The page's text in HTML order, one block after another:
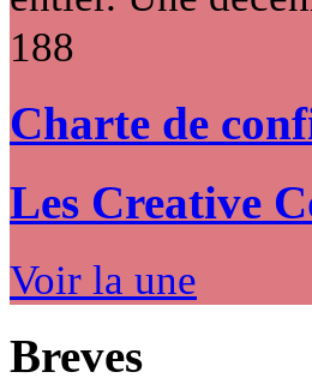
188
Charte de
Les Creative
Voir la une
Breves